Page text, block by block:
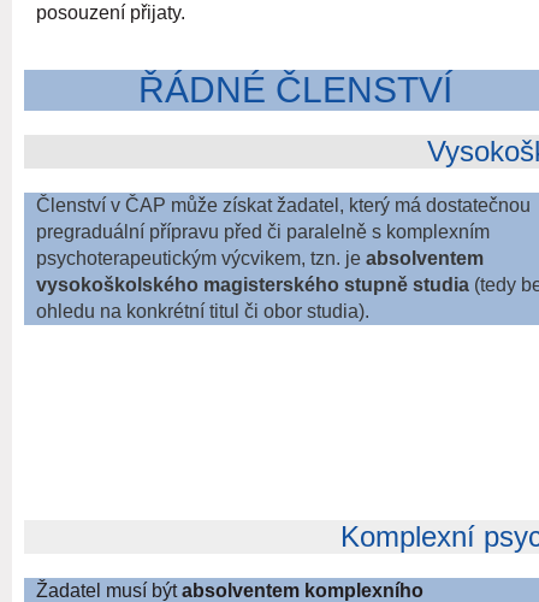
posouzení přijaty.
ŘÁDNÉ ČLENSTVÍ
Členství v ČAP může získat žadatel, který má dostatečnou
pregraduální přípravu před či paralelně s komplexním
psychoterapeutickým výcvikem, tzn. je absolventem
vysokoškolského magisterského stupně studia (tedy
ohledu na konkrétní titul či obor studia).
Komplexní
Žadatel musí býtabsolventem komplexního